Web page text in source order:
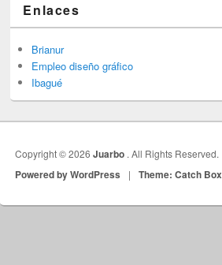
Enlaces
Brianur
Empleo diseño gráfico
Ibagué
Copyright © 2026Juarbo . All Rights Reserved.
Powered by WordPress | Theme: Catch Box